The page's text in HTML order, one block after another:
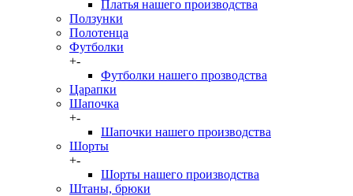
Платья нашего производства
Ползунки
Полотенца
Футболки
+-
Футболки нашего прозводства
Царапки
Шапочка
+-
Шапочки нашего производства
Шорты
+-
Шорты нашего производства
Штаны, брюки